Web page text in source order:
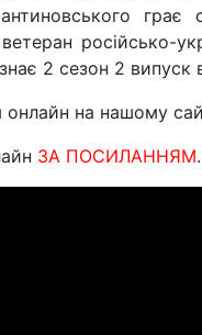
грає
російсько-
2 сезон 2 випуск
на нашому
ЗА ПОСИЛАННЯМ.